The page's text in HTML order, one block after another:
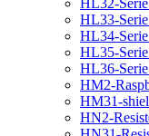
HL32-
HL33-
HL34-
HL35-
HL36-
HM2-
HM31-
HN2-